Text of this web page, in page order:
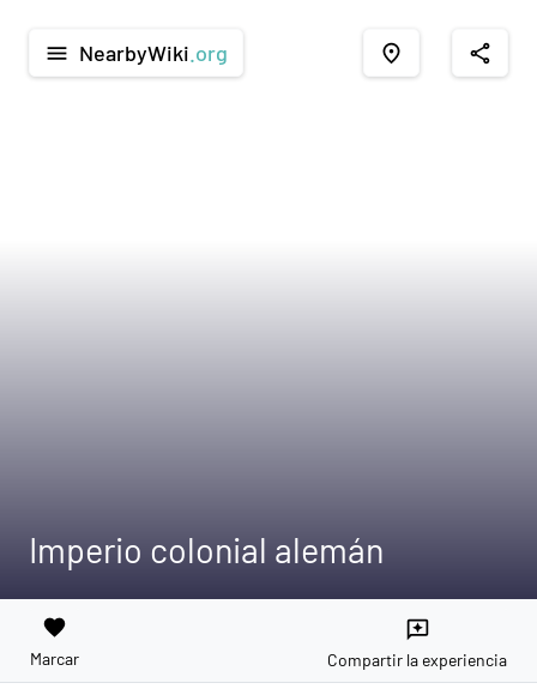
menu NearbyWiki .org place share
Imperio colonial alemán
favorite
Marcar
reviews
Compartir la experiencia